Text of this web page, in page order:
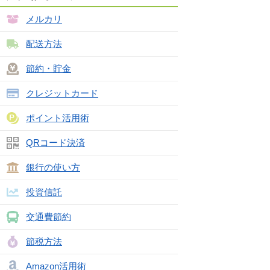
メルカリ
配送方法
節約・貯金
クレジットカード
ポイント活用術
QRコード決済
銀行の使い方
投資信託
交通費節約
節税方法
Amazon活用術